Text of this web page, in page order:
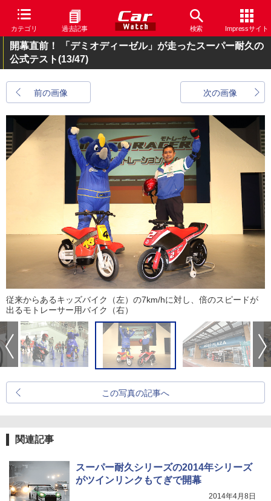
カテゴリ 過去記事 検索 Impressサイト
開幕直前！ 「デミオディーゼル」が走ったスーパー耐久の
公式テスト(13/47)
前の画像 次の画像
従来からあるキッズバイク（左）の7km/hに対し、倍のスピードが
出るモトレーサー用バイク（右）
この写真の記事へ
関連記事
スーパー耐久シリーズの2014年シリーズ
がツインリンクもてぎで開幕
2014年4月8日